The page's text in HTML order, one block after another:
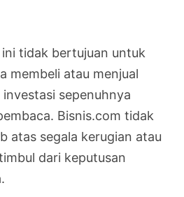
ini tidak bertujuan untuk
membeli atau menjual
sepenuhnya
Bisnis.com tidak
atas segala kerugian atau
dari keputusan